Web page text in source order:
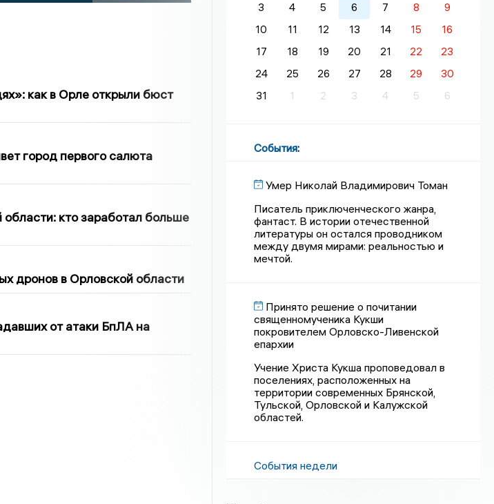
как в Орле открыли бюст
город первого салюта
кто заработал больше
дронов в Орловской области
от атаки БпЛА на
3
4 5 6 7 8
9
10
11 12 13 14 15
16
17
18 19 20 21 22
23
24
25 26 27 28 29
30
31
1 2 3 4 5 6
События:
Умер Николай Владимирович Томан
Писатель приключенческого жанра,
фантаст. В истории отечественной
литературы он остался проводником
между двумя мирами: реальностью и
мечтой.
Принято решение о почитании
священномученика Кукши
покровителем Орловско-Ливенской
епархии
Учение Христа Кукша проповедовал в
поселениях, расположенных на
территории современных Брянской,
Тульской, Орловской и Калужской
областей.
События недели